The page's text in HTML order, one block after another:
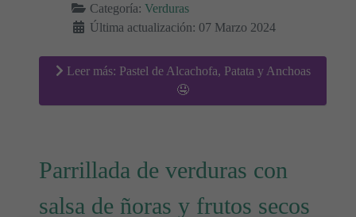
Categoría: Verduras
Última actualización: 07 Marzo 2024
Leer más: Pastel de Alcachofa, Patata y Anchoas
🤤
Parrillada de verduras con
salsa de ñoras y frutos secos